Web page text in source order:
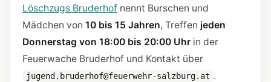
Löschzugs Bruderhof nennt Burschen und
Mädchen von 10 bis 15 Jahren, Treffen jeden
Donnerstag von 18:00 bis 20:00 Uhr in der
Feuerwache Bruderhof und Kontakt über
jugend.bruderhof@feuerwehr-salzburg.at .